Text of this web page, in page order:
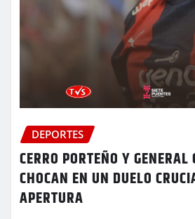
DEPORTES
CERRO PORTEÑO Y
CHOCAN EN UN DUELO
APERTURA